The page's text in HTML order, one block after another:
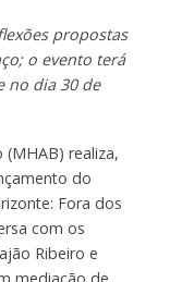
propostas
o evento terá
no dia 30 de
realiza,
do
Fora dos
com os
Ribeiro e